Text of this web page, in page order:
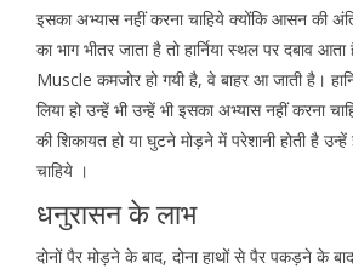
इसका अभ्यास नहीं करना चाहिये क्योंकि आसन की
का भाग भीतर जाता है तो हार्निया स्थल पर दबाव
Muscle कमजोर हो गयी है, वे बाहर आ जाती है।
लिया हो उन्हें भी उन्हें भी इसका अभ्यास नहीं करना
की शिकायत हो या घुटने मोड़ने में परेशानी होती है
चाहिये ।
धनुरासन के लाभ
दोनों पैर मोड़ने के बाद, दोना हाथों से पैर पकड़ने के